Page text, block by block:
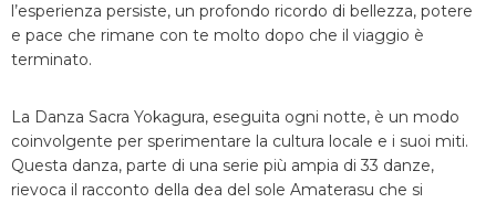
l’esperienza persiste, un profondo ricordo di bellezza, potere
e pace che rimane con te molto dopo che il viaggio è
terminato.
La Danza Sacra Yokagura, eseguita ogni notte, è un modo
coinvolgente per sperimentare la cultura locale e i suoi miti.
Questa danza, parte di una serie più ampia di 33 danze,
rievoca il racconto della dea del sole Amaterasu che si